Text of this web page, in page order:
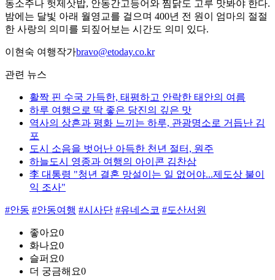
동소주나 헛제삿밥, 안동간고등어와 찜닭도 고루 맛봐야 한다.
밤에는 달빛 아래 월영교를 걸으며 400년 전 원이 엄마의 절절
한 사랑의 의미를 되짚어보는 시간도 의미 있다.
이현숙 여행작가bravo@etoday.co.kr
관련 뉴스
활짝 핀 수국 가득한, 태평하고 안락한 태안의 여름
하루 여행으로 딱 좋은 당진의 깊은 맛
역사의 상흔과 평화 느끼는 하루, 관광명소로 거듭난 김
포
도시 소음을 벗어난 아득한 천년 절터, 원주
하늘도시 영종과 여행의 아이콘 김찬삼
李 대통령 "청년 결혼 망설이는 일 없어야...제도상 불이
익 조사"
#안동 #안동여행 #시사단 #유네스코 #도산서원
좋아요0
화나요0
슬퍼요0
더 궁금해요0